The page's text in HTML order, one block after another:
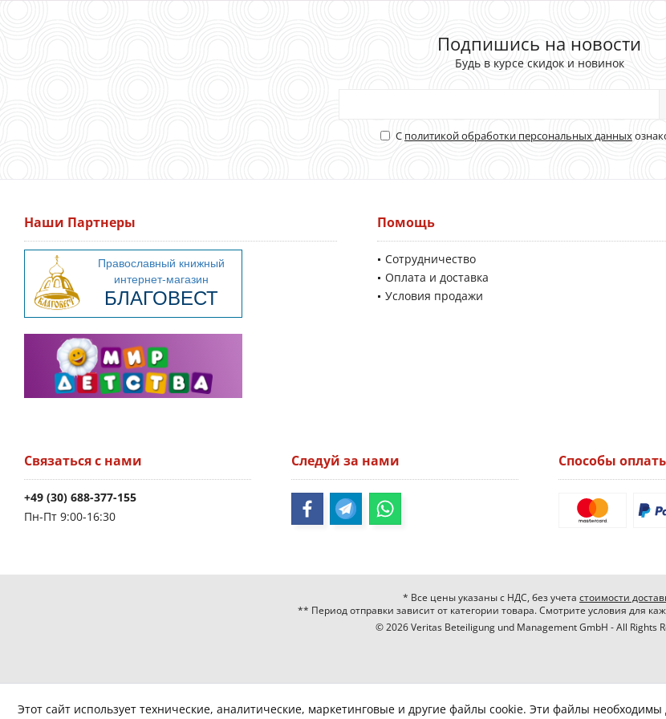
Подпишись на новости
Будь в курсе скидок и новинок
С политикой обработки персональных данных
Наши Партнеры Помощь
Сотрудничество
Оплата и доставка
Условия продажи
Связаться с нами
+49 (30) 688-377-155
Пн-Пт 9:00-16:30
Следуй за нами Способы
* Все цены указаны с НДС, без учета стоимости
** Период отправки зависит от категории товара. Смотрите условия для
© 2026 Veritas Beteiligung und Management GmbH - All Rights
Этот сайт использует технические, аналитические, маркетинговые и другие файлы cookie. Эти файлы необходимы